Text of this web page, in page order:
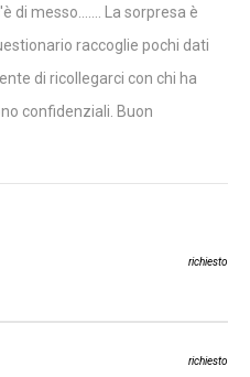
di messo....... La sorpresa è
raccoglie pochi dati
di ricollegarci con chi ha
confidenziali. Buon
richiesto
richiesto